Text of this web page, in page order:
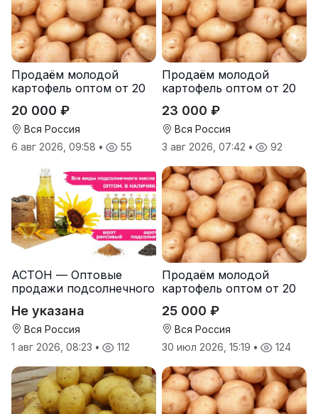
Продаём молодой
картофель оптом от 20
20 000 ₽
Вся Россия
6 авг 2026, 09:58 • 55
Продаём молодой
картофель оптом от 20
23 000 ₽
Вся Россия
3 авг 2026, 07:42 • 92
АСТОН — Оптовые
продажи подсолнечного
Экспорт
Не указана
Вся Россия
1 авг 2026, 08:23 • 112
Продаём молодой
картофель оптом от 20
25 000 ₽
Вся Россия
30 июл 2026, 15:19 • 124